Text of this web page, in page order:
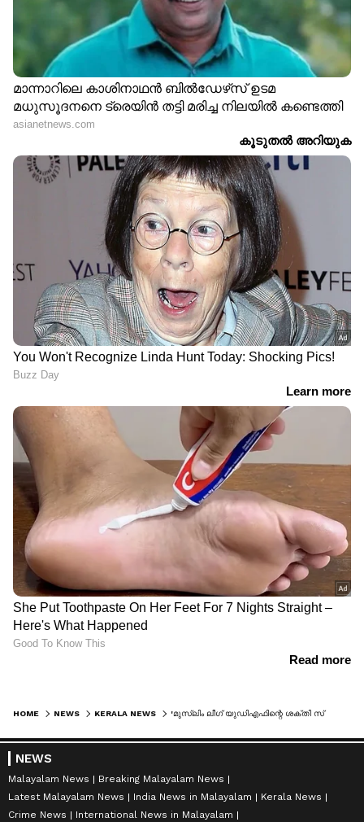
HOME NEWS KERALA NEWS 'മുസ്ലിം ലീഗ് യുഡിഎഫിന്റെ ശക്തി സ്രോതസ്'; ലീഗിനെ വീണ്ടും പുകഴ്ത്തി നിയുക്ത മുഖ്യമന്ത്രി വി ഡി സതീശന്‍
NEWS
Malayalam News
Breaking Malayalam News
Latest Malayalam News
India News in Malayalam
Kerala News
Crime News
International News in Malayalam